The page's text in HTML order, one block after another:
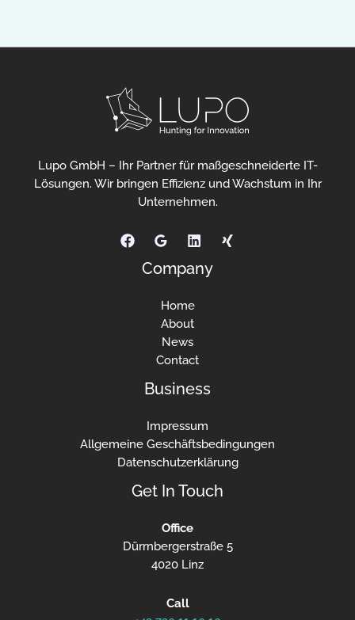
Lupo GmbH – Ihr Partner für maßgeschneiderte IT-
Lösungen. Wir bringen Effizienz und Wachstum in Ihr
Unternehmen.
Company
Home
About
News
Contact
Business
Impressum
Allgemeine Geschäftsbedingungen
Datenschutzerklärung
Get In Touch
Office
Dürrnbergerstraße 5
4020 Linz
Call